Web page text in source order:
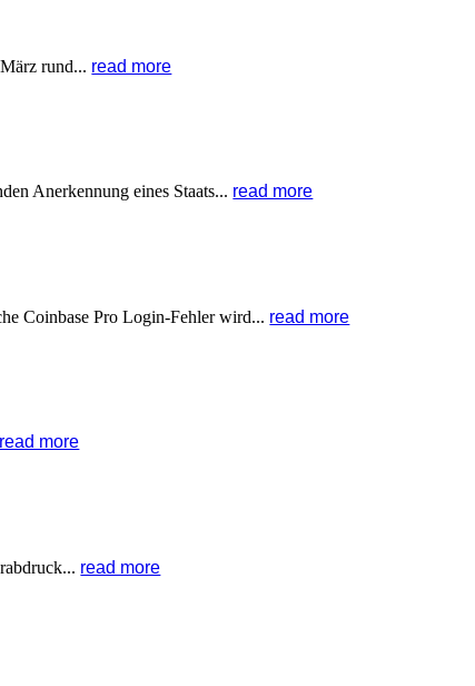
rund... read more
Anerkennung eines Staats... read more
Coinbase Pro Login-Fehler wird... read more
read more
read more